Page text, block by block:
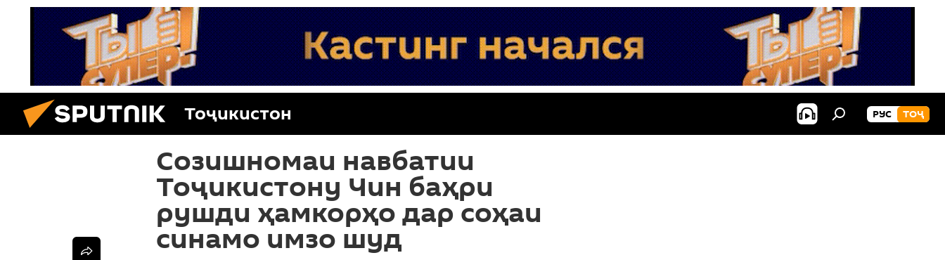
Тоҷикистон РУС ТОҶ
Созишномаи навбатии
Тоҷикистону Чин баҳри
рушди ҳамкорҳо дар соҳаи
синамо имзо шуд